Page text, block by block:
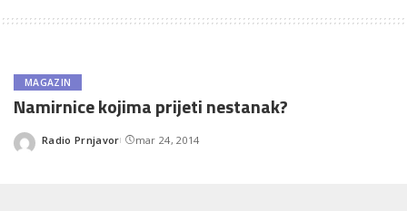
MAGAZIN
Namirnice kojima prijeti nestanak?
Posted
Radio Prnjavor mar 24, 2014